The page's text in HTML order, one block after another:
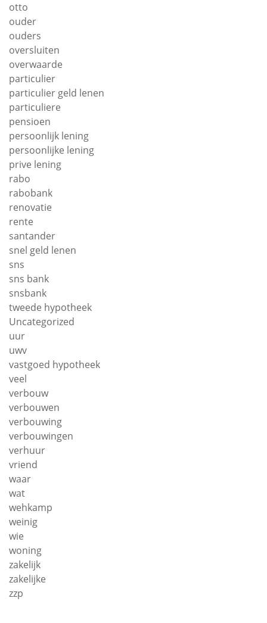
otto
ouder
ouders
oversluiten
overwaarde
particulier
particulier geld lenen
particuliere
pensioen
persoonlijk lening
persoonlijke lening
prive lening
rabo
rabobank
renovatie
rente
santander
snel geld lenen
sns
sns bank
snsbank
tweede hypotheek
Uncategorized
uur
uwv
vastgoed hypotheek
veel
verbouw
verbouwen
verbouwing
verbouwingen
verhuur
vriend
waar
wat
wehkamp
weinig
wie
woning
zakelijk
zakelijke
zzp